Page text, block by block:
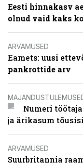
Eesti hinnakasv
olnud vaid kaks
ARVAMUSED
Eamets: uusi
pankrottide arv
Numeri
ja ärikasum
ARVAMUSED
Suurbritannia